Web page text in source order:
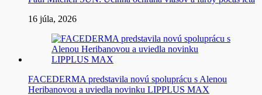
16 júla, 2026
FACEDERMA predstavila novú spoluprácu s Alenou
Heribanovou a uviedla novinku LIPPLUS MAX